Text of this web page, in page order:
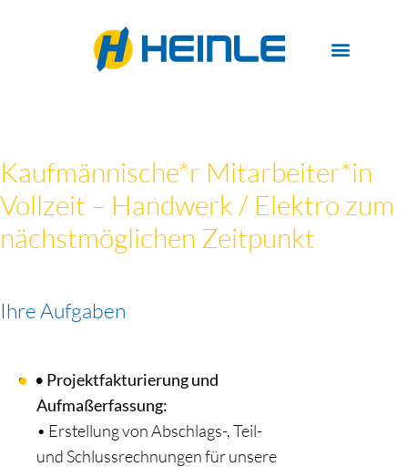
Kaufmännische*r Mitarbeiter*in
Vollzeit – Handwerk / Elektro zum
nächstmöglichen Zeitpunkt
Ihre Aufgaben
• Projektfakturierung und
Aufmaßerfassung:
• Erstellung von Abschlags-, Teil-
und Schlussrechnungen für unsere